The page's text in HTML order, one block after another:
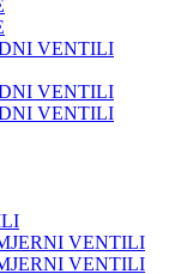
VENTILI
VENTILI
VENTILI
VENTILI
VENTILI